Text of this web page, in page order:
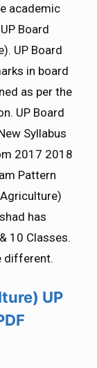
academic
Board
UP Board
in board
as per the
UP Board
Syllabus
2017 2018
Pattern
has
10 Classes.
different.
UP